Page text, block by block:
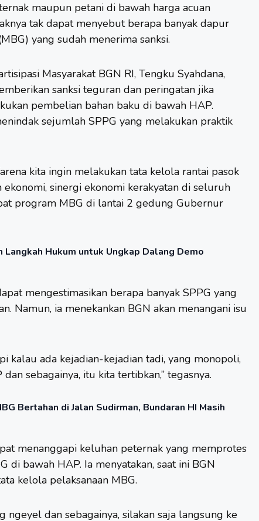
maupun petani di bawah harga acuan
tak dapat menyebut berapa banyak dapur
yang sudah menerima sanksi.
Masyarakat BGN RI, Tengku Syahdana,
sanksi teguran dan peringatan jika
pembelian bahan baku di bawah HAP.
sejumlah SPPG yang melakukan praktik
kita ingin melakukan tata kelola rantai pasok
sinergi ekonomi kerakyatan di seluruh
program MBG di lantai 2 gedung Gubernur
Hukum untuk Ungkap Dalang Demo
mengestimasikan berapa banyak SPPG yang
Namun, ia menekankan BGN akan menangani isu
kalau ada kejadian-kejadian tadi, yang monopoli,
sebagainya, itu kita tertibkan,” tegasnya.
Bertahan di Jalan Sudirman, Bundaran HI Masih
menanggapi keluhan peternak yang memprotes
di bawah HAP. Ia menyatakan, saat ini BGN
kelola pelaksanaan MBG.
ngeyel dan sebagainya, silakan saja langsung ke